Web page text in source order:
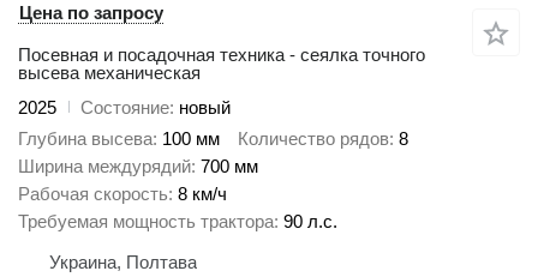
Цена по запросу
Посевная и посадочная техника - сеялка точного
высева механическая
2025
Состояние новый
Глубина высева 100 мм Количество рядов 8
Ширина междурядий 700 мм
Рабочая скорость 8 км/ч
Требуемая мощность трактора 90 л.с.
Украина, Полтава